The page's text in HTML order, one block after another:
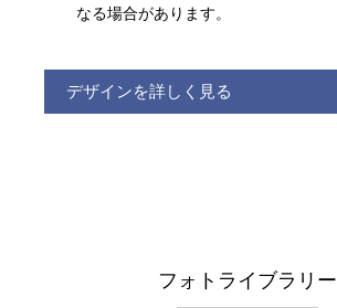
なる場合があります。
デザインを詳しく見る
フォトライブラリー